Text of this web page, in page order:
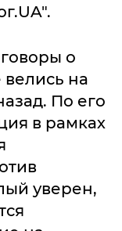
о
на
По его
в рамках
уверен,